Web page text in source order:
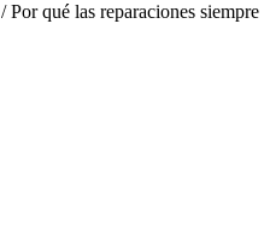
/Por qué las reparaciones siempre